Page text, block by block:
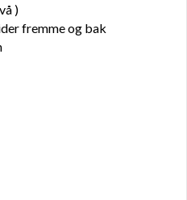
)
fremme og bak